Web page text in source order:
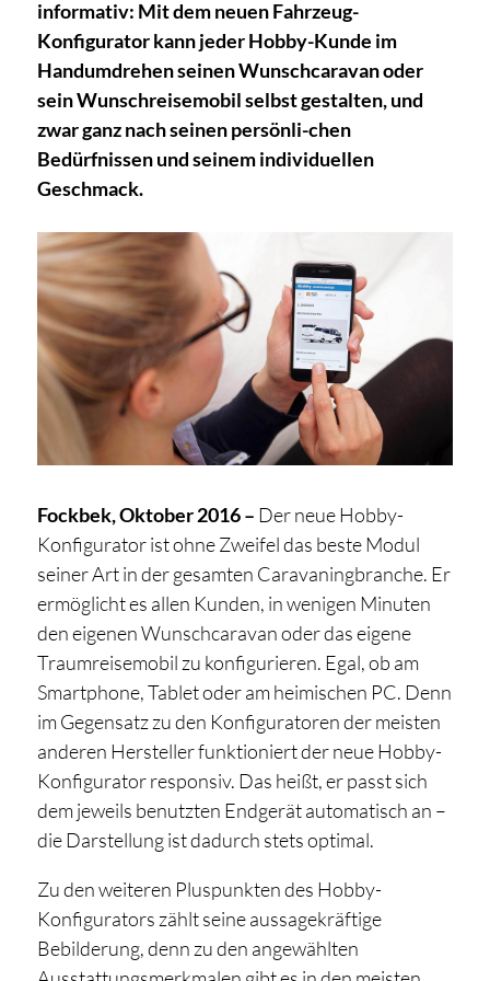
informativ: Mit dem neuen Fahrzeug-
Konfigurator kann jeder Hobby-Kunde im
Handumdrehen seinen Wunschcaravan oder
sein Wunschreisemobil selbst gestalten, und
zwar ganz nach seinen persönli-chen
Bedürfnissen und seinem individuellen
Geschmack.
Fockbek, Oktober 2016 – Der neue Hobby-
Konfigurator ist ohne Zweifel das beste Modul
seiner Art in der gesamten Caravaningbranche. Er
ermöglicht es allen Kunden, in wenigen Minuten
den eigenen Wunschcaravan oder das eigene
Traumreisemobil zu konfigurieren. Egal, ob am
Smartphone, Tablet oder am heimischen PC. Denn
im Gegensatz zu den Konfiguratoren der meisten
anderen Hersteller funktioniert der neue Hobby-
Konfigurator responsiv. Das heißt, er passt sich
dem jeweils benutzten Endgerät automatisch an –
die Darstellung ist dadurch stets optimal.
Zu den weiteren Pluspunkten des Hobby-
Konfigurators zählt seine aussagekräftige
Bebilderung, denn zu den angewählten